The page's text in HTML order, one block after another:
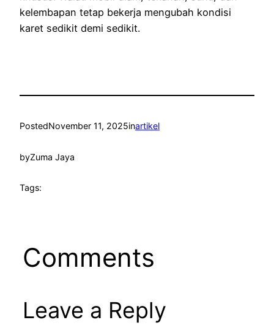
kelembapan tetap bekerja mengubah kondisi
karet sedikit demi sedikit.
PostedNovember 11, 2025inartikel
byZuma Jaya
Tags:
Comments
Leave a Reply